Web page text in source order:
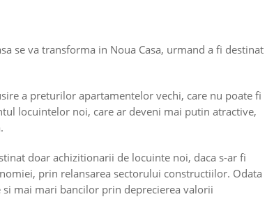
se va transforma in Noua Casa, urmand a fi destinat
a preturilor apartamentelor vechi, care nu poate fi
locuintelor noi, care ar deveni mai putin atractive,
doar achizitionarii de locuinte noi, daca s-ar fi
prin relansarea sectorului constructiilor. Odata
mai mari bancilor prin deprecierea valorii